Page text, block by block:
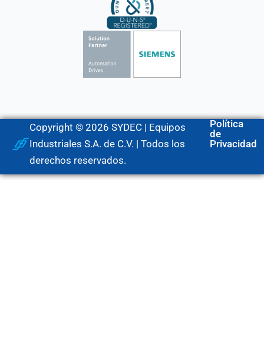
Copyright © 2026 SYDEC | Equipos
Industriales S.A. de C.V. | Todos los
derechos reservados.
Política
de
Privacidad